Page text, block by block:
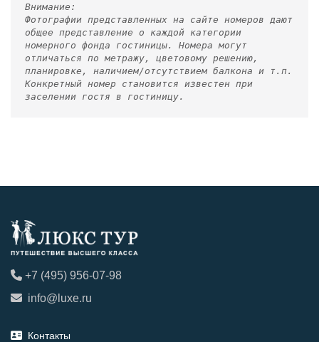
Внимание:
Фотографии представленных на сайте номеров дают
общее представление о каждой категории
номерного фонда гостиницы. Номера могут
отличаться по метражу, цветовому решению,
планировке, наличием/отсутствием балкона и т.п.
Конкретный номер становится известен при
заселении гостя в гостиницу.
+7 (495) 956-07-98
info@luxe.ru
Контакты